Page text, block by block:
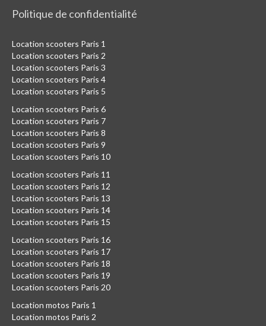
Politique de confidentialité
Location scooters Paris 1
Location scooters Paris 2
Location scooters Paris 3
Location scooters Paris 4
Location scooters Paris 5
Location scooters Paris 6
Location scooters Paris 7
Location scooters Paris 8
Location scooters Paris 9
Location scooters Paris 10
Location scooters Paris 11
Location scooters Paris 12
Location scooters Paris 13
Location scooters Paris 14
Location scooters Paris 15
Location scooters Paris 16
Location scooters Paris 17
Location scooters Paris 18
Location scooters Paris 19
Location scooters Paris 20
Location motos Paris 1
Location motos Paris 2